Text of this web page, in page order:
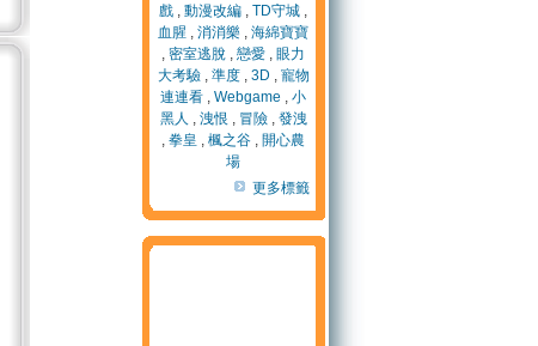
戲 , 動漫改編 , TD守城 ,
血腥 , 消消樂 , 海綿寶寶
, 密室逃脫 , 戀愛 , 眼力
大考驗, 準度, 3D , 寵物
連連看 , Webgame , 小
黑人 , 洩恨 , 冒險, 發洩
, 拳皇 , 楓之谷 , 開心農
場
更多標籤